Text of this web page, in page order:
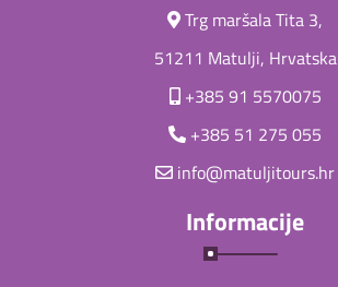
Trg maršala Tita 3,
51211 Matulji, Hrvatska
+385 91 5570075
+385 51 275 055
info@matuljitours.hr
Informacije